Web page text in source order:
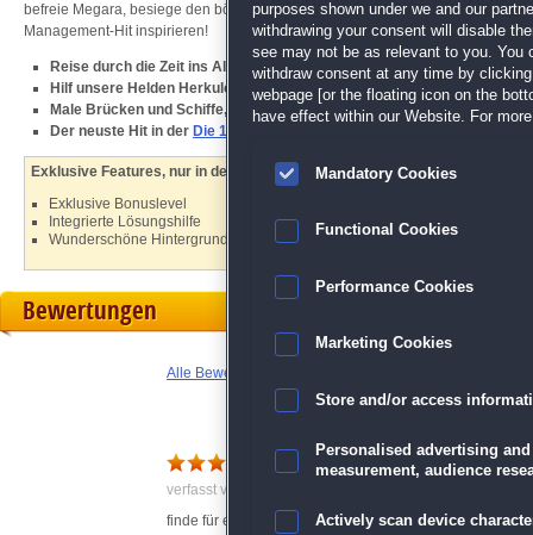
befreie Megara, besiege den bösen König Eurystheus und bringe Emma
Management-Hit inspirieren!
Reise durch die Zeit ins Alte Griechenland und zurück
Hilf unsere Helden Herkules und Emma
Male Brücken und Schiffe, um alle Level zu meistern
Der neuste Hit in der Die 12 Heldentaten des Herkules
Exklusive Features, nur in der Sammleredition:
Exklusive Bonuslevel
Integrierte Lösungshilfe
Wunderschöne Hintergrundbilder
Bewertungen
Alle Bewertungen anzeigen
sammleredition
verfasst von Anonym am 11.12.2020 um 00:18
finde für eine sammleredition ist das spiel zu kurz
purposes shown under we and our
withdrawing your consent will disable
see may not be as relevant to you. You
withdraw consent at any time by
webpage [or the floating icon on the
have effect within our Website. For
Mandatory Cookies
Functional Cookies
Performance Cookies
Marketing Cookies
Store and/or access
Personalised advertising
measurement, audience
Actively scan device